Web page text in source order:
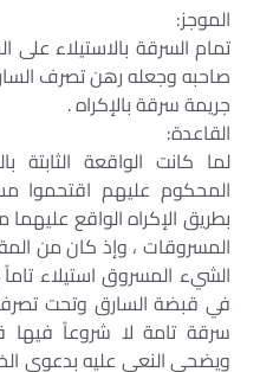
الموجز:
تمام السرقة بالاستيلاء على
صاحبه وجعله رهن تصرف
جريمة سرقة بالإكراه .
القاعدة:
لما كانت الواقعة
المحكوم عليهم اقتحموا
بطريق الإكراه الواقع
المسروقات ، وإذ كان من
الشيء المسروق استيلاء
في قبضة السارق وتحت
سرقة تامة لا شروعاً
ويضحى النعي عليه بدعوى